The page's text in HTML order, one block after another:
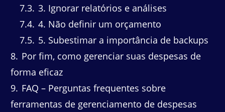
7.3 3. Ignorar relatórios e análises
7.4 4. Não definir um orçamento
7.5 5. Subestimar a importância de backups
8 Por fim, como gerenciar suas despesas de
forma eficaz
9 FAQ – Perguntas frequentes sobre
ferramentas de gerenciamento de despesas